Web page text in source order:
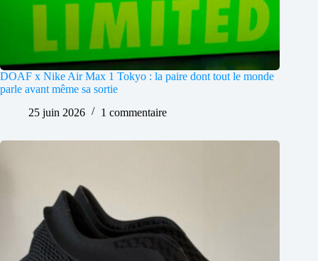
DOAF x Nike Air Max 1 Tokyo : la paire dont tout le monde
parle avant même sa sortie
25 juin 2026
1 commentaire